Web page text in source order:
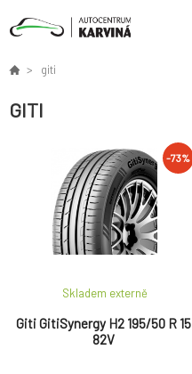
giti
GITI
-73%
Giti GitiSynergy H2 195/50 R 15
82V
Skladem externě